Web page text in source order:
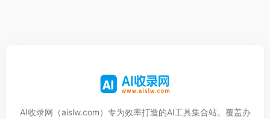
AI收录网（aislw.com）专为效率打造的AI工具集合站。覆盖办